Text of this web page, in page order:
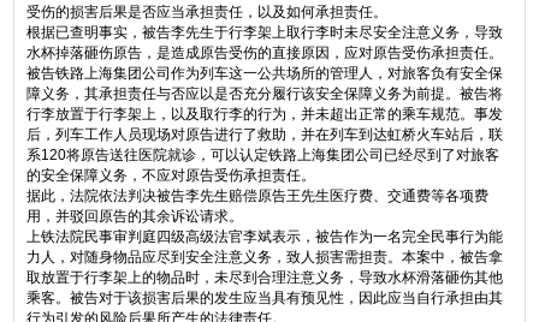
受伤的损害后果是否应当承担责任，以及如何承担责任。
根据已查明事实，被告李先生于行李架上取行李时未尽安全注意义务，导致
水杯掉落砸伤原告，是造成原告受伤的直接原因，应对原告受伤承担责任。
被告铁路上海集团公司作为列车这一公共场所的管理人，对旅客负有安全保
障义务，其承担责任与否应以是否充分履行该安全保障义务为前提。被告将
行李放置于行李架上，以及取行李的行为，并未超出正常的乘车规范。事发
后，列车工作人员现场对原告进行了救助，并在列车到达虹桥火车站后，联
系120将原告送往医院就诊，可以认定铁路上海集团公司已经尽到了对旅客
的安全保障义务，不应对原告受伤承担责任。
据此，法院依法判决被告李先生赔偿原告王先生医疗费、交通费等各项费
用，并驳回原告的其余诉讼请求。
上铁法院民事审判庭四级高级法官李斌表示，被告作为一名完全民事行为能
力人，对随身物品应尽到安全注意义务，致人损害需担责。本案中，被告拿
取放置于行李架上的物品时，未尽到合理注意义务，导致水杯滑落砸伤其他
乘客。被告对于该损害后果的发生应当具有预见性，因此应当自行承担由其
行为引发的风险后果所产生的法律责任。